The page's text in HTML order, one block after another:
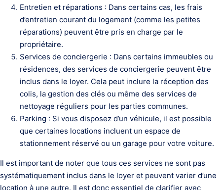
Entretien et réparations : Dans certains cas, les frais
d’entretien courant du logement (comme les petites
réparations) peuvent être pris en charge par le
propriétaire.
Services de conciergerie : Dans certains immeubles ou
résidences, des services de conciergerie peuvent être
inclus dans le loyer. Cela peut inclure la réception des
colis, la gestion des clés ou même des services de
nettoyage réguliers pour les parties communes.
Parking : Si vous disposez d’un véhicule, il est possible
que certaines locations incluent un espace de
stationnement réservé ou un garage pour votre voiture.
Il est important de noter que tous ces services ne sont pas
systématiquement inclus dans le loyer et peuvent varier d’une
location à une autre. Il est donc essentiel de clarifier avec